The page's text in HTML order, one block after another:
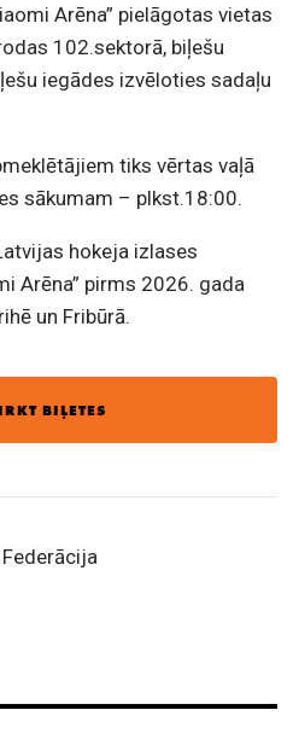
Arēna” pielāgotas vietas
102.sektorā, biļešu
iegādes izvēloties sadaļu
tiks vērtas vaļā
sākumam – plkst.18:00.
hokeja izlases
Arēna” pirms 2026. gada
un Fribūrā.
BIĻETES